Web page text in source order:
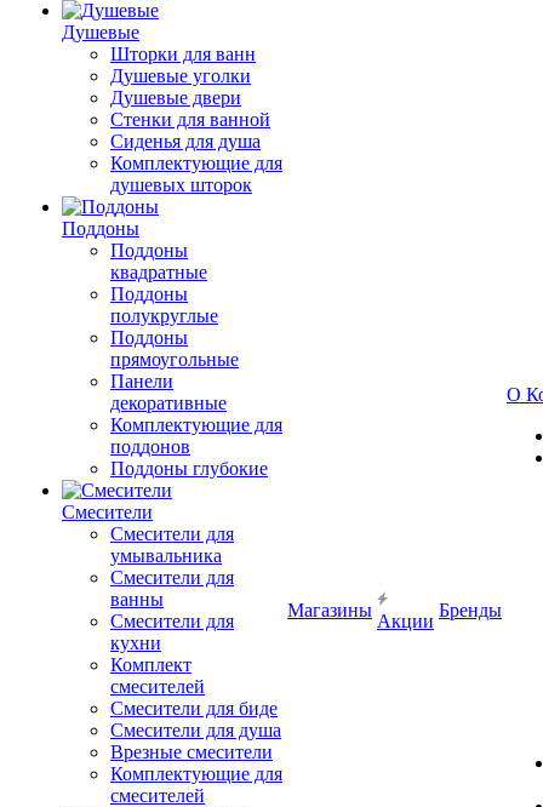
Душевые
Шторки для ванн
Душевые уголки
Душевые двери
Стенки для ванной
Сиденья для душа
Комплектующие для
душевых шторок
Поддоны
Поддоны
квадратные
Поддоны
полукруглые
Поддоны
прямоугольные
Панели
декоративные
Комплектующие для
поддонов
Поддоны глубокие
Смесители
Смесители для
умывальника
Смесители для
ванны
Смесители для
кухни
Комплект
смесителей
Смесители для биде
Смесители для душа
Врезные смесители
Комплектующие для
смесителей
Магазины
Акции
Бренды
О